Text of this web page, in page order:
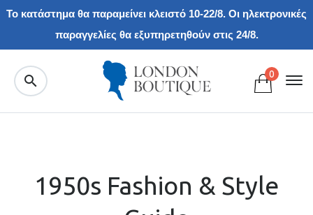
Το κατάστημα θα παραμείνει κλειστό 10-22/8. Οι ηλεκτρονικές
παραγγελίες θα εξυπηρετηθούν στις 24/8.
0
1950s Fashion & Style